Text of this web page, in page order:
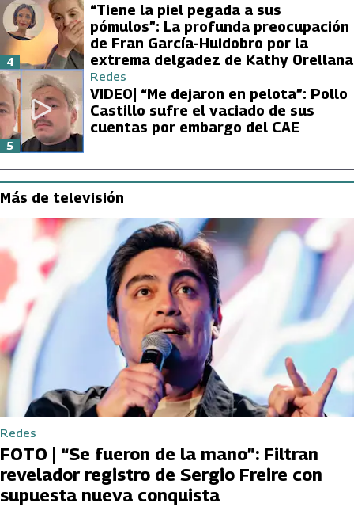
“Tiene la piel pegada a sus
pómulos”: La profunda preocupación
de Fran García-Huidobro por la
extrema delgadez de Kathy Orellana
4
Redes
VIDEO| “Me dejaron en pelota”: Pollo
Castillo sufre el vaciado de sus
cuentas por embargo del CAE
5
Más de televisión
Redes
FOTO | “Se fueron de la mano”: Filtran
revelador registro de Sergio Freire con
supuesta nueva conquista